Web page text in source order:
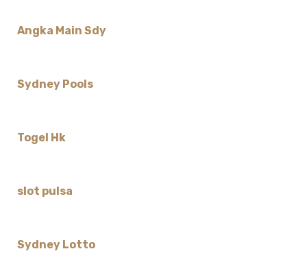
Angka Main Sdy
Sydney Pools
Togel Hk
slot pulsa
Sydney Lotto